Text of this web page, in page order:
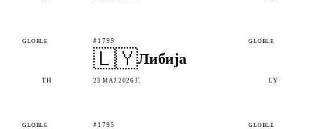
GLOBLE
TH
#1799 GLOBLE
🇱🇾Либија
23 МАЈ 2026 Г. LY
GLOBLE #1795 GLOBLE